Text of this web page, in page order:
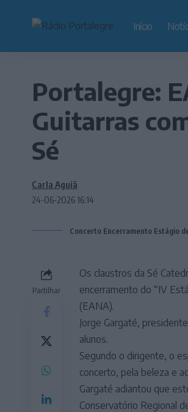
Início
Portalegre:
Guitarras
Sé
24-06-2026 16:14
Carla Aguiã
Concerto Encerramento Estágio
Partilhar
Os claustros da Sé
encerramento do “IV
(EANA).
Jorge Gargaté,
alunos.
Segundo o dirigente, o
concerto, pela beleza e
Gargaté adiantou que
Conservatório Regional